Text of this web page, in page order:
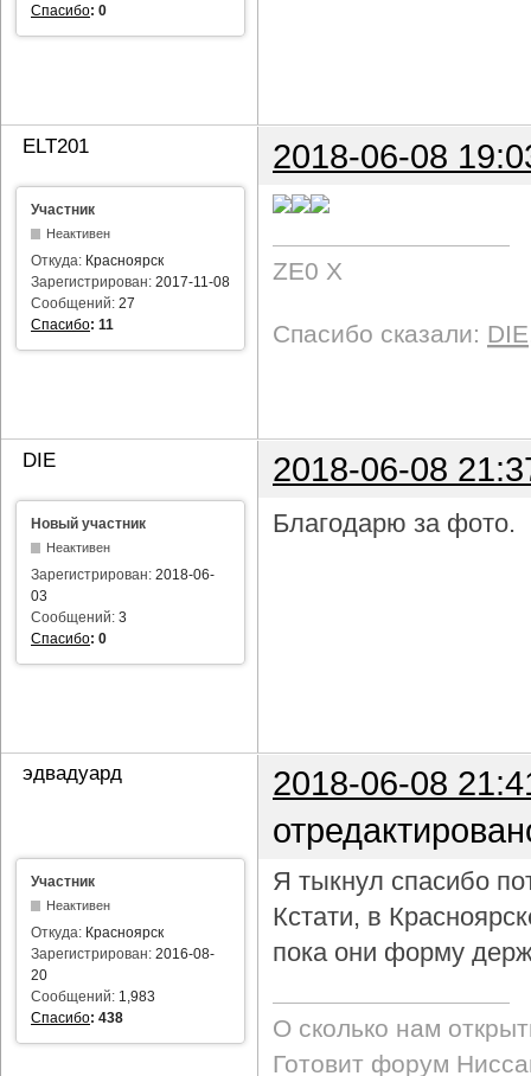
Спасибо: 0
ELT201 2018-06-08
Участник
Неактивен
Откуда: Красноярск
Зарегистрирован: 2017-11-08
Сообщений: 27
Спасибо: 11
ZE0 X
Спасибо сказали: DIE
DIE 2018-06-08
Новый участник
Неактивен
Зарегистрирован: 2018-06-
03
Сообщений: 3
Спасибо: 0
Благодарю за фото.
эдвадуард
2018-06-08
Участник
Неактивен
Откуда: Красноярск
Зарегистрирован: 2016-08-
20
Сообщений: 1,983
Спасибо: 438
Я тыкнул спасибо
Кстати, в
пока они форму
О сколько нам
Готовит форум